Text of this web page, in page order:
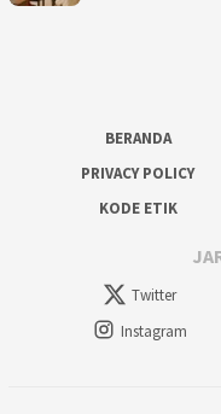
BERANDA
PRIVACY POLICY
KODE ETIK
Twitter
Instagram